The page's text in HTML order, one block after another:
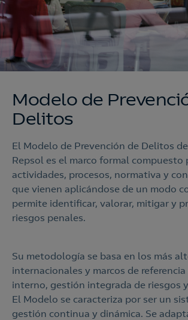
Modelo de
Delitos
El Modelo de Prevención de Delitos
Repsol es el marco formal compuesto
actividades, procesos, normativa y
que vienen aplicándose de un modo
permite identificar, valorar, mitigar y
riesgos penales.
Su metodología se basa en los más
internacionales y marcos de
interno, gestión integrada de riesgos
El Modelo se caracteriza por ser un
gestión continua y dinámica. Se